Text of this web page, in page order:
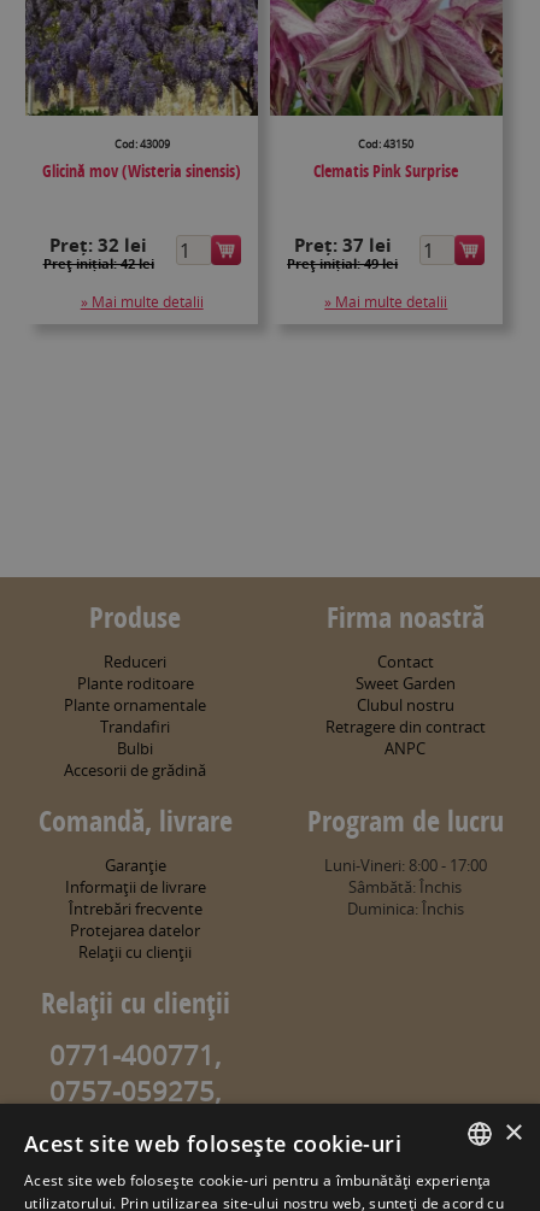
Cod: 43009
Glicină mov (Wisteria sinensis)
Preț:32 lei
Preţ inițial: 42 lei
» Mai multe detalii
Cod: 43150
Clematis Pink Surprise
Preț: 37 lei
Preţ inițial: 49 lei
» Mai multe detalii
Produse
Reduceri
Plante roditoare
Plante ornamentale
Trandafiri
Bulbi
Accesorii de grădină
Firma noastră
Contact
Sweet Garden
Clubul nostru
Retragere din contract
ANPC
Comandă, livrare
Garanţie
Informaţii de livrare
Întrebări frecvente
Protejarea datelor
Relaţii cu clienţii
Program de lucru
Luni-Vineri: 8:00 - 17:00
Sâmbătă: Închis
Duminica: Închis
Relaţii cu clienţii
0771-400771,
0757-059275,
0757-059274
info@sweetgarden.ro
ROMANIAN
×
Acest site web folosește cookie-uri
Acest site web folosește cookie-uri pentru a îmbunătăți experiența
utilizatorului. Prin utilizarea site-ului nostru web, sunteți de acord cu